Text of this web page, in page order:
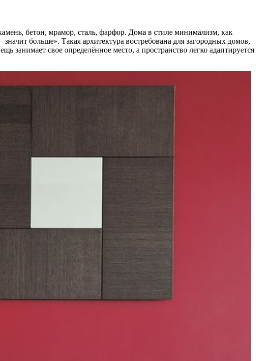
бетон, мрамор, сталь, фарфор. Дома в стиле минимализм, как
больше». Такая архитектура востребована для загородных домов,
занимает свое определённое место, а пространство легко адаптируется